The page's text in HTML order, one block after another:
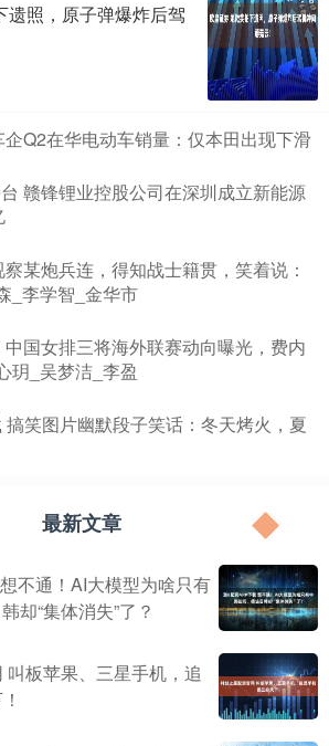
遗照，原子弹爆炸后驾
Q2在华电动车销量：仅本田出现下滑
赣锋锂业控股公司在深圳成立新能源
某炮兵连，得知战士籍贯，笑着说：
_李学智_金华市
国女排三将海外联赛动向曝光，费内
玥_吴梦洁_李盈
笑图片幽默段子笑话：冬天烤火，夏
最新文章
不通！AI大模型为啥只有
却“集体消失”了？
板苹果、三星手机，追